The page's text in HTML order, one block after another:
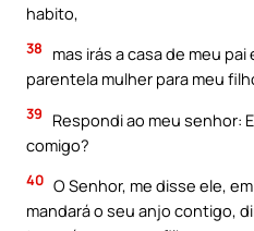
habito,
38
mas irás a casa de meu
parentela mulher para meu
39
Respondi ao meu senhor:
comigo?
40 O Senhor, me disse ele,
mandará o seu anjo contigo,